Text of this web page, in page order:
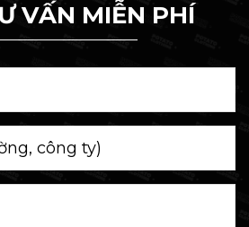
VẤN MIỄN PHÍ